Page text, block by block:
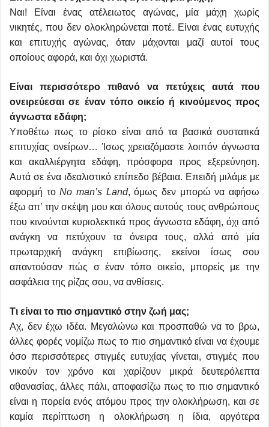
Ναι! Είναι ένας ατέλειωτος αγώνας, μία μάχη χωρίς
νικητές, που δεν ολοκληρώνεται ποτέ. Είναι ένας ευτυχής
και επιτυχής αγώνας, όταν μάχονται μαζί αυτοί τους
οποίους αφορά, και όχι χωριστά.
Είναι περισσότερο πιθανό να πετύχεις αυτά που
ονειρεύεσαι σε έναν τόπο οικείο ή κινούμενος προς
άγνωστα εδάφη;
Υποθέτω πως το ρίσκο είναι από τα βασικά συστατικά
επιτυχίας ονείρων… Ίσως χρειαζόμαστε λοιπόν άγνωστα
και ακαλλιέργητα εδάφη, πρόσφορα προς εξερεύνηση.
Αυτά σε ένα ιδεαλιστικό επίπεδο βέβαια. Επειδή μιλάμε με
αφορμή τοNo man’s Land, όμως δεν μπορώ να αφήσω
έξω απ’ την σκέψη μου και όλους αυτούς τους ανθρώπους
που κινούνται κυριολεκτικά προς άγνωστα εδάφη, όχι από
ανάγκη να πετύχουν τα όνειρα τους, αλλά από μία
πρωταρχική ανάγκη επιβίωσης, εκείνοι ίσως σου
απαντούσαν πώς σ έναν τόπο οικείο, μπορείς με την
ασφάλεια της ρίζας σου, να ανθίσεις.
Τι είναι το πιο σημαντικό στην ζωή μας;
Αχ, δεν έχω ιδέα. Μεγαλώνω και προσπαθώ να το βρω,
άλλες φορές νομίζω πως το πιο σημαντικό είναι να έχουμε
όσο περισσότερες στιγμές ευτυχίας γίνεται, στιγμές που
νικούν τον χρόνο και χαρίζουν μικρά δευτερόλεπτα
αθανασίας, άλλες πάλι, αποφασίζω πως το πιο σημαντικό
είναι η πορεία ενός ατόμου προς την ολοκλήρωση, και σε
καμία περίπτωση η ολοκλήρωση η ίδια, αργότερα